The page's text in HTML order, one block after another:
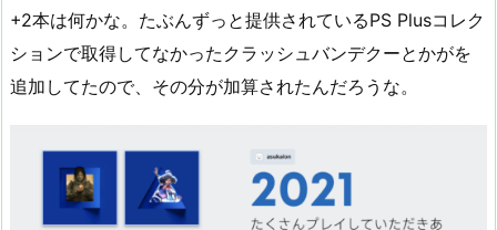
+2本は何かな。たぶんずっと提供されているPS Plusコレク
ションで取得してなかったクラッシュバンデクーとかがを
追加してたので、その分が加算されたんだろうな。